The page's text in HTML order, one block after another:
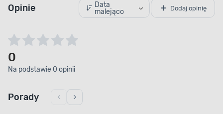
Opinie
Data
malejąco
Dodaj opinię
0
Na podstawie 0 opinii
Porady